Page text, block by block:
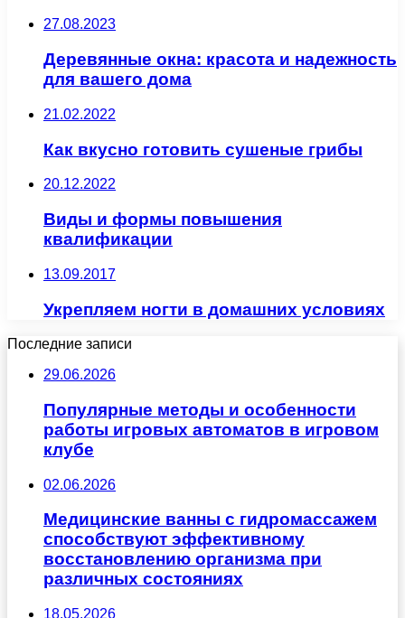
27.08.2023
Деревянные окна: красота и надежность
для вашего дома
21.02.2022
Как вкусно готовить сушеные грибы
20.12.2022
Виды и формы повышения
квалификации
13.09.2017
Укрепляем ногти в домашних условиях
Последние записи
29.06.2026
Популярные методы и особенности
работы игровых автоматов в игровом
клубе
02.06.2026
Медицинские ванны с гидромассажем
способствуют эффективному
восстановлению организма при
различных состояниях
18.05.2026